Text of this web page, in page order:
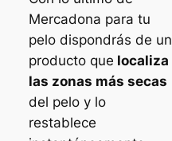
Mercadona para tu
pelo dispondrás de un
producto que localiza
las zonas más secas
del pelo y lo
restablece